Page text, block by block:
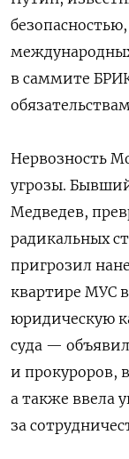
в саммите
Нервозность
угрозы.
Медведев,
радикальных
пригрозил
квартире МУС в
юридическую
суда —
и прокуроров,
а также ввела
за